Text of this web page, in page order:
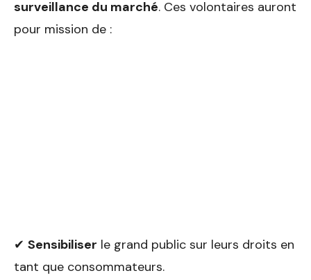
surveillance du marché. Ces volontaires auront
pour mission de :
✔ Sensibiliser le grand public sur leurs droits en
tant que consommateurs.